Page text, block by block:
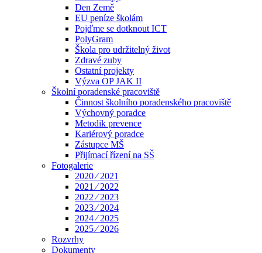
Den Země
EU peníze školám
Pojďme se dotknout ICT
PolyGram
Škola pro udržitelný život
Zdravé zuby
Ostatní projekty
Výzva OP JAK II
Školní poradenské pracoviště
Činnost školního poradenského pracoviště
Výchovný poradce
Metodik prevence
Kariérový poradce
Zástupce MŠ
Přijímací řízení na SŠ
Fotogalerie
2020 ⁄ 2021
2021 ⁄ 2022
2022 ⁄ 2023
2023 ⁄ 2024
2024 ⁄ 2025
2025 ⁄ 2026
Rozvrhy
Dokumenty